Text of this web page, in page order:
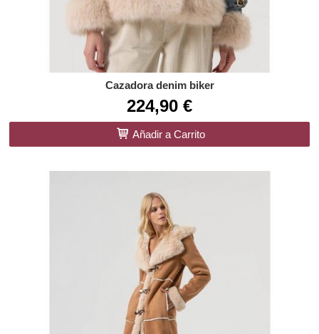
Cazadora denim biker
224,90 €
Añadir a Carrito